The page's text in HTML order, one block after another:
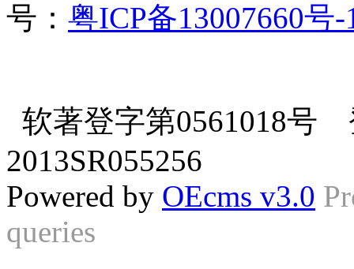
号： 粤ICP备13007660号-
软著登字第0561018号
2013SR055256
Powered by OEcms v3.0
queries